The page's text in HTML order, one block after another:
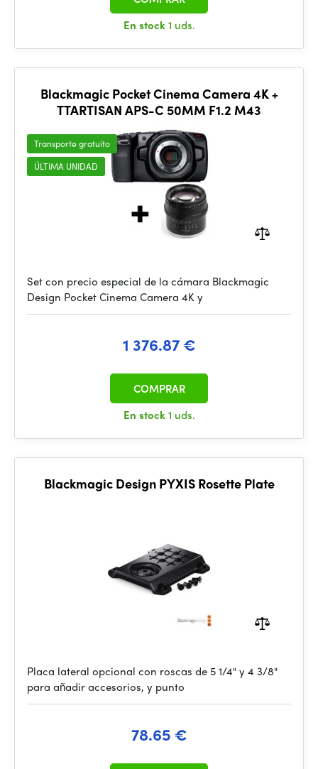
En stock1 uds.
Blackmagic Pocket Cinema Camera 4K +
TTARTISAN APS-C 50MM F1.2 M43
Transporte gratuito
ÚLTIMA UNIDAD
Set con precio especial de la cámara Blackmagic
Design Pocket Cinema Camera 4K y
1 376.87 €
En stock1 uds.
COMPRAR
Blackmagic Design PYXIS Rosette Plate
Placa lateral opcional con roscas de 5 1/4" y 4 3/8"
para añadir accesorios, y punto
78.65 €